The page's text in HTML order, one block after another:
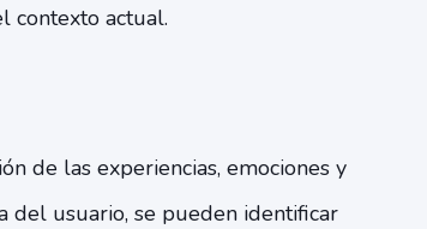
contexto actual.
de las experiencias, emociones y
del usuario, se pueden identificar